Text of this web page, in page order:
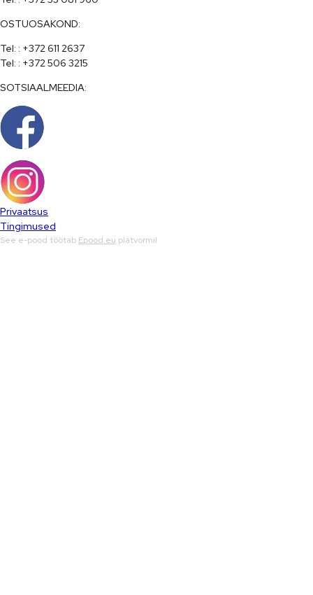
OSTUOSAKOND:
Tel: : +372 611 2637
Tel: : +372 506 3215
SOTSIAALMEEDIA:
Privaatsus
Tingimused
See e-pood töötab Epood.eu platvormil